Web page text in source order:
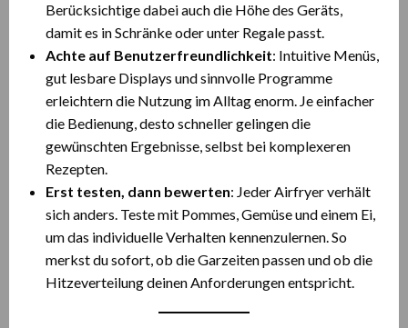
Berücksichtige dabei auch die Höhe des Geräts,
damit es in Schränke oder unter Regale passt.
Achte auf Benutzerfreundlichkeit: Intuitive Menüs,
gut lesbare Displays und sinnvolle Programme
erleichtern die Nutzung im Alltag enorm. Je einfacher
die Bedienung, desto schneller gelingen die
gewünschten Ergebnisse, selbst bei komplexeren
Rezepten.
Erst testen, dann bewerten: Jeder Airfryer verhält
sich anders. Teste mit Pommes, Gemüse und einem Ei,
um das individuelle Verhalten kennenzulernen. So
merkst du sofort, ob die Garzeiten passen und ob die
Hitzeverteilung deinen Anforderungen entspricht.